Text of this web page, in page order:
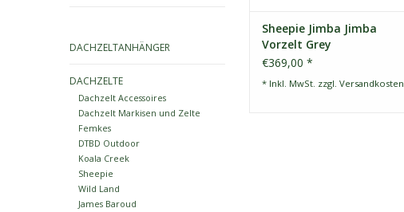
DACHZELTANHÄNGER
DACHZELTE
Dachzelt Accessoires
Dachzelt Markisen und Zelte
Femkes
DTBD Outdoor
Koala Creek
Sheepie
Wild Land
James Baroud
Sheepie Jimba Jimba
Vorzelt Grey
€369,00 *
* Inkl. MwSt. zzgl. Versandkosten